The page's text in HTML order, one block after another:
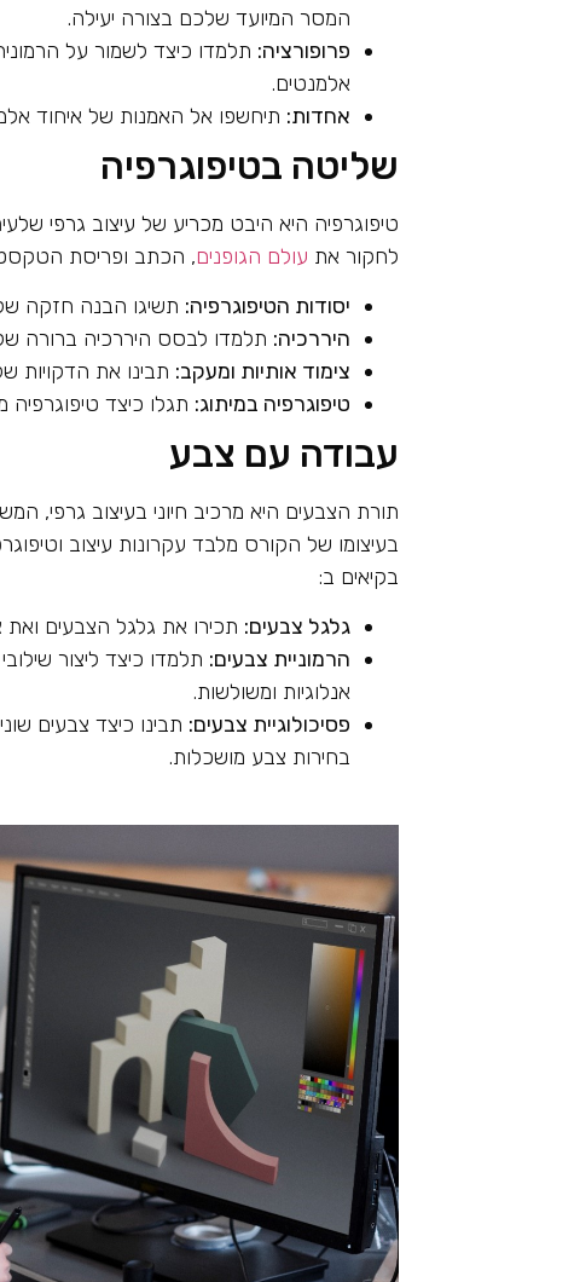
המסר המיועד שלכם בצורה יעילה.
פרופורציה: תלמדו כיצד לשמור על
אלמנטים.
אחדות: תיחשפו אל האמנות של איחוד
שליטה בטיפוגרפיה
טיפוגרפיה היא היבט מכריע של עיצוב גרפי
לחקור את עולם הגופנים, הכתב ופריסת
יסודות הטיפוגרפיה: תשיגו הבנה חזקה של
היררכיה: תלמדו לבסס היררכיה ברורה
צימוד אותיות ומעקב: תבינו את הדקויות
טיפוגרפיה במיתוג: תגלו כיצד
עבודה עם צבע
תורת הצבעים היא מרכיב חיוני בעיצוב
בעיצומו של הקורס מלבד עקרונות עיצוב
בקיאים ב:
גלגל צבעים: תכירו את גלגל הצבעים ואת
הרמוניית צבעים: תלמדו כיצד ליצור
אנלוגיות ומשולשות.
פסיכולוגיית צבעים: תבינו כיצד צבעים
בחירות צבע מושכלות.